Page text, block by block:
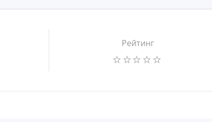
Рейтинг